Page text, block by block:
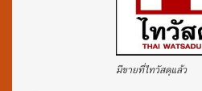
มีขายที่ไทวัสดุแล้ว